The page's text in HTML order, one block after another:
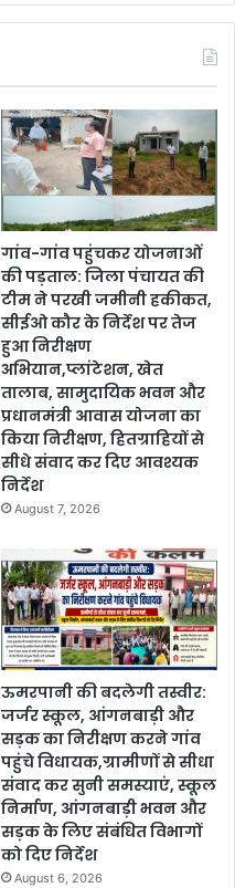
गांव-गांव पहुंचकर योजनाओं
की पड़ताल: जिला पंचायत की
टीम ने परखी जमीनी हकीकत,
सीईओ कौर के निर्देश पर तेज
हुआ निरीक्षण
अभियान,प्लांटेशन, खेत
तालाब, सामुदायिक भवन और
प्रधानमंत्री आवास योजना का
किया निरीक्षण, हितग्राहियों से
सीधे संवाद कर दिए आवश्यक
निर्देश
August 7, 2026
ऊमरपानी की बदलेगी तस्वीर:
जर्जर स्कूल, आंगनबाड़ी और
सड़क का निरीक्षण करने गांव
पहुंचे विधायक,ग्रामीणों से सीधा
संवाद कर सुनी समस्याएं, स्कूल
निर्माण, आंगनबाड़ी भवन और
सड़क के लिए संबंधित विभागों
को दिए निर्देश
August 6, 2026